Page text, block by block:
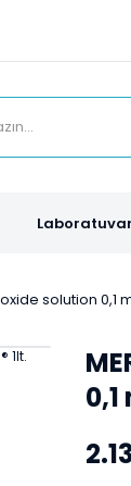
solution 0,1
0,1